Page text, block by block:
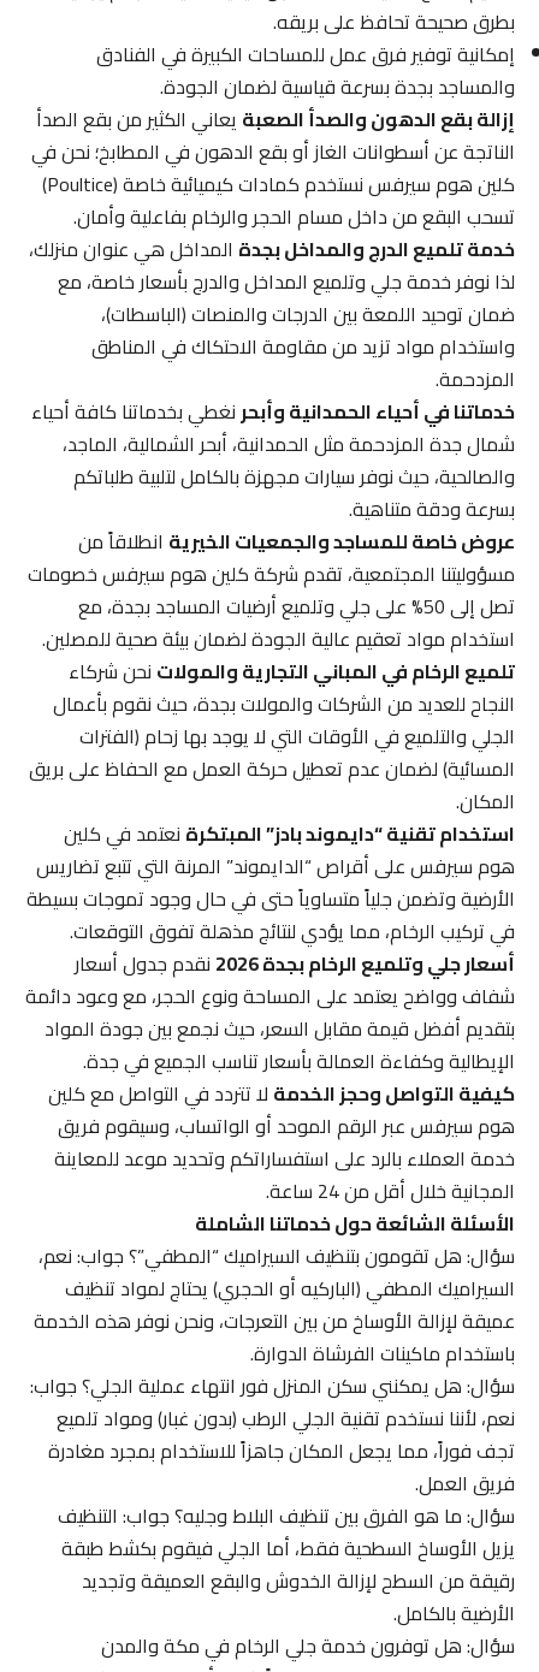
بطرق صحيحة تحافظ على بريقه.
إمكانية توفير فرق عمل للمساحات الكبيرة في الفنادق
والمساجد بجدة بسرعة قياسية لضمان الجودة.
إزالة بقع الدهون والصدأ الصعبةيعاني الكثير من بقع الصدأ
الناتجة عن أسطوانات الغاز أو بقع الدهون في المطابخ؛ نحن في
كلين هوم سيرفس نستخدم كمادات كيميائية خاصة (Poultice)
تسحب البقع من داخل مسام الحجر والرخام بفاعلية وأمان.
خدمة تلميع الدرج والمداخل بجدةالمداخل هي عنوان منزلك،
لذا نوفر خدمة جلي وتلميع المداخل والدرج بأسعار خاصة، مع
ضمان توحيد اللمعة بين الدرجات والمنصات (الباسطات)،
واستخدام مواد تزيد من مقاومة الاحتكاك في المناطق
المزدحمة.
خدماتنا في أحياء الحمدانية وأبحرنغطي بخدماتنا كافة أحياء
شمال جدة المزدحمة مثل الحمدانية، أبحر الشمالية، الماجد،
والصالحية، حيث نوفر سيارات مجهزة بالكامل لتلبية طلباتكم
بسرعة ودقة متناهية.
عروض خاصة للمساجد والجمعيات الخيريةانطلاقاً من
مسؤوليتنا المجتمعية، تقدم شركة كلين هوم سيرفس خصومات
تصل إلى 50% على جلي وتلميع أرضيات المساجد بجدة، مع
استخدام مواد تعقيم عالية الجودة لضمان بيئة صحية للمصلين.
تلميع الرخام في المباني التجارية والمولاتنحن شركاء
النجاح للعديد من الشركات والمولات بجدة، حيث نقوم بأعمال
الجلي والتلميع في الأوقات التي لا يوجد بها زحام (الفترات
المسائية) لضمان عدم تعطيل حركة العمل مع الحفاظ على بريق
المكان.
استخدام تقنية “دايموند بادز” المبتكرةنعتمد في كلين
هوم سيرفس على أقراص “الدايموند” المرنة التي تتبع تضاريس
الأرضية وتضمن جلياً متساوياً حتى في حال وجود تموجات بسيطة
في تركيب الرخام، مما يؤدي لنتائج مذهلة تفوق التوقعات.
أسعار جلي وتلميع الرخام بجدة 2026
نقدم جدول أسعار
شفاف وواضح يعتمد على المساحة ونوع الحجر، مع وعود دائمة
بتقديم أفضل قيمة مقابل السعر، حيث نجمع بين جودة المواد
الإيطالية وكفاءة العمالة بأسعار تناسب الجميع في جدة.
كيفية التواصل وحجز الخدمةلا تتردد في التواصل مع كلين
هوم سيرفس عبر الرقم الموحد أو الواتساب، وسيقوم فريق
خدمة العملاء بالرد على استفساراتكم وتحديد موعد للمعاينة
المجانية خلال أقل من 24 ساعة.
الأسئلة الشائعة حول خدماتنا الشاملة
سؤال: هل تقومون بتنظيف السيراميك “المطفي”؟ جواب: نعم،
السيراميك المطفي (الباركيه أو الحجري) يحتاج لمواد تنظيف
عميقة لإزالة الأوساخ من بين التعرجات، ونحن نوفر هذه الخدمة
باستخدام ماكينات الفرشاة الدوارة.
سؤال: هل يمكنني سكن المنزل فور انتهاء عملية الجلي؟ جواب:
نعم، لأننا نستخدم تقنية الجلي الرطب (بدون غبار) ومواد تلميع
تجف فوراً، مما يجعل المكان جاهزاً للاستخدام بمجرد مغادرة
فريق العمل.
سؤال: ما هو الفرق بين تنظيف البلاط وجليه؟ جواب: التنظيف
يزيل الأوساخ السطحية فقط، أما الجلي فيقوم بكشط طبقة
رقيقة من السطح لإزالة الخدوش والبقع العميقة وتجديد
الأرضية بالكامل.
سؤال: هل توفرون خدمة جلي الرخام في مكة والمدن